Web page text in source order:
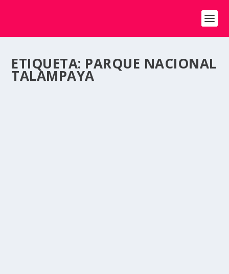
ETIQUETA: PARQUE NACIONAL
TALAMPAYA